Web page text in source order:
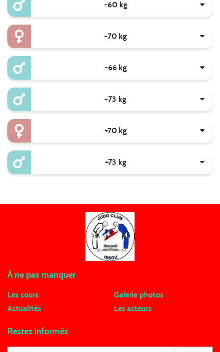
-60 kg
-70 kg
-66 kg
-73 kg
+70 kg
+73 kg
À ne pas manquer
Les cours
Actualités
Galerie photos
Les acteurs
Restez informés